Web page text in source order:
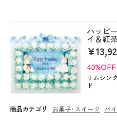
ハッピ
イ＆紅
40%OFF
サムシン
ド
商品カテゴリ お菓子･スイーツ パイ